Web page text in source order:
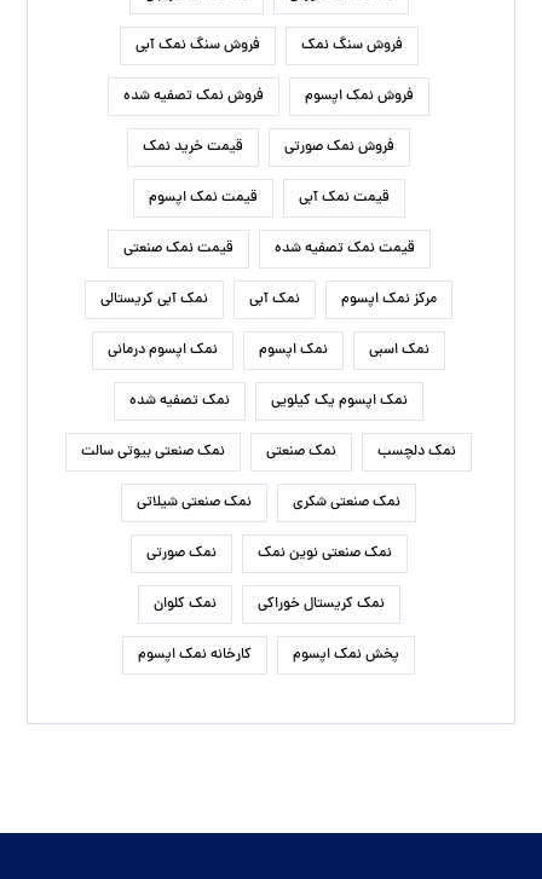
فروش سنگ نمک فروش سنگ نمک آبی
فروش نمک اپسوم فروش نمک تصفیه شده
فروش نمک صورتی قیمت خرید نمک
قیمت نمک آبی قیمت نمک اپسوم
قیمت نمک تصفیه شده قیمت نمک صنعتی
مرکز نمک اپسوم نمک آبی نمک آبی کریستالی
نمک اسبی نمک اپسوم نمک اپسوم درمانی
نمک اپسوم یک کیلویی نمک تصفیه شده
نمک دلچسب نمک صنعتی نمک صنعتی بیوتی سالت
نمک صنعتی شکری نمک صنعتی شیلاتی
نمک صنعتی نوین نمک نمک صورتی
نمک کریستال خوراکی نمک کلوان
پخش نمک اپسوم کارخانه نمک اپسوم